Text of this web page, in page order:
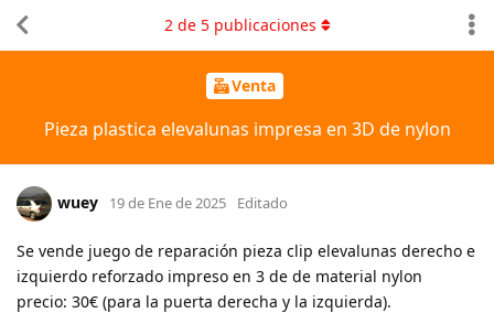
Venta
Pieza plastica elevalunas impresa en 3D de nylon
2de 5publicaciones
wuey 19 de Ene de 2025 Editado
Se vende juego de reparación pieza clip elevalunas derecho e
izquierdo reforzado impreso en 3 de de material nylon
precio: 30€ (para la puerta derecha y la izquierda).